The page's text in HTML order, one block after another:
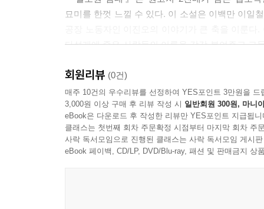
게 말했어. 어쨌든 세상은 조금씩 아주 조금씩 나아
--- p.410
걸 실감한다. 그는 버려지거나 잊힌 것도 아니고
--- p.412
묘미를 한껏 느낄 수 있다. 이 소설은 이백만 이일
다섯개에 죽은 사람들의 이름을 각각 붙여주고 그
이어져 자신에게 전해진 삶의 의미를 곱씹는다. “
살아낸다.”(207면)
역사와 허구,
현재와 과거를 오가는 마술적 리얼리즘
회원리뷰 (0건)
매주 10건의 우수리뷰를 선정하여 YES포인트 3만원을 드
3,000원 이상 구매 후 리뷰 작성 시 일반회원 300원, 마니
eBook은 다운로드 후 작성한 리뷰만 YES포인트 지급됩니
클래스는 첫번째 회차 주문확정 시점부터 마지막 회차 주
사락 독서모임으로 진행된 클래스는 사락 독서모임 게시
eBook 페이백, CD/LP, DVD/Blu-ray, 패션 및 판매금지 상